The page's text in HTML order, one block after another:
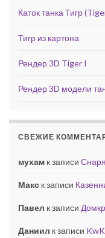
Каток танка Тигр
Тигр из картона
Рендер 3D Tiger I
Рендер 3D модели
СВЕЖИЕ
мухам к записи
Макс к записи
Павел к записи
Даниил к записи